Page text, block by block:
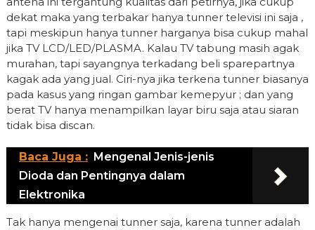
dekat maka yang terbakar hanya tunner televisi ini saja ,
tapi meskipun hanya tunner harganya bisa cukup mahal
jika TV LCD/LED/PLASMA. Kalau TV tabung masih agak
murahan, tapi sayangnya terkadang beli sparepartnya
kagak ada yang jual. Ciri-nya jika terkena tunner biasanya
pada kasus yang ringan gambar kemepyur ; dan yang
berat TV hanya menampilkan layar biru saja atau siaran
tidak bisa discan.
Baca Juga : Mengenal Jenis-jenis
Dioda dan Pentingnya dalam
Elektronika
Tak hanya mengenai tunner saja, karena tunner adalah